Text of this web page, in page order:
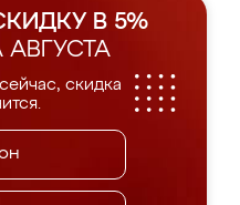
В 5%
скидка